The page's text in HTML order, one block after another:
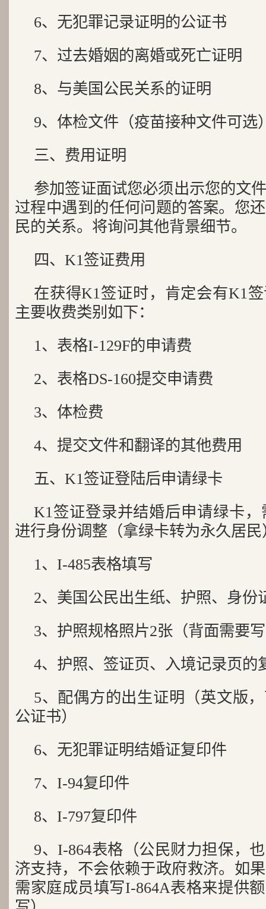
6、无犯罪记录证明的公证书
7、过去婚姻的离婚或死亡证明
8、与美国公民关系的证明
9、体检文件（疫苗接种文件可选
三、费用证明
参加签证面试您必须出示您的文
过程中遇到的任何问题的答案。您
民的关系。将询问其他背景细节。
四、K1签证费用
在获得K1签证时，肯定会有K1
主要收费类别如下：
1、表格I-129F的申请费
2、表格DS-160提交申请费
3、体检费
4、提交文件和翻译的其他费用
五、K1签证登陆后申请绿卡
K1签证登录并结婚后申请绿卡
进行身份调整（拿绿卡转为永久居
1、I-485表格填写
2、美国公民出生纸、护照、身份
3、护照规格照片2张（背面需要
4、护照、签证页、入境记录页的
5、配偶方的出生证明（英文版
公证书）
6、无犯罪证明结婚证复印件
7、I-94复印件
8、I-797复印件
9、I-864表格（公民财力担保，
济支持，不会依赖于政府救济。如
需家庭成员填写I-864A表格来提供